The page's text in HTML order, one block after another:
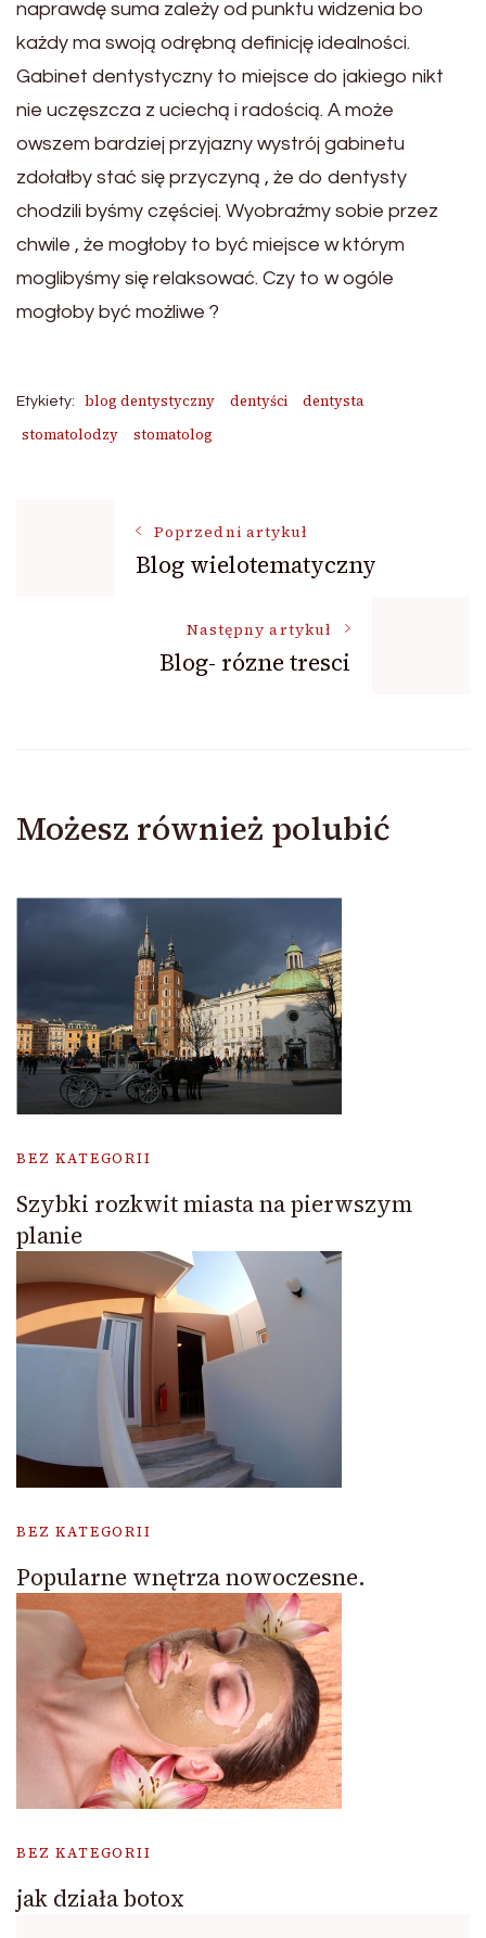
naprawdę suma zależy od punktu widzenia bo
każdy ma swoją odrębną definicję idealności.
Gabinet dentystyczny to miejsce do jakiego nikt
nie uczęszcza z uciechą i radością. A może
owszem bardziej przyjazny wystrój gabinetu
zdołałby stać się przyczyną , że do dentysty
chodzili byśmy częściej. Wyobraźmy sobie przez
chwile , że mogłoby to być miejsce w którym
moglibyśmy się relaksować. Czy to w ogóle
mogłoby być możliwe ?
Etykiety: blog dentystyczny dentyści
dentysta
stomatolodzy
stomatolog
NawigacjaPoprzedni artykuł
Blog wielotematyczny
Następny artykuł
Blog- rózne tresci
Możesz również polubić
BEZ KATEGORII
Szybki rozkwit miasta na pierwszym
planie
BEZ KATEGORII
Popularne wnętrza nowoczesne.
BEZ KATEGORII
jak działa botox